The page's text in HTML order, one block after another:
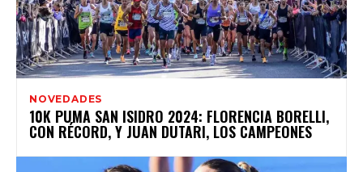
NOVEDADES
10K PUMA SAN ISIDRO 2024: FLORENCIA BORELLI,
CON RÉCORD, Y JUAN DUTARI, LOS CAMPEONES